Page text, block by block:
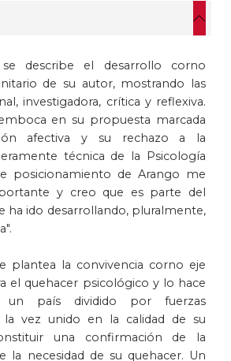
describe el desarrollo corno
de su autor, mostrando las
investigadora, crítica y reflexiva.
en su propuesta marcada
afectiva y su rechazo a la
técnica de la Psicología
posicionamiento de Arango me
y creo que es parte del
ha ido desarrollando, pluralmente,
plantea la convivencia corno eje
el quehacer psicológico y lo hace
un país dividido por fuerzas
la vez unido en la calidad de su
una confirmación de la
la necesidad de su quehacer. Un